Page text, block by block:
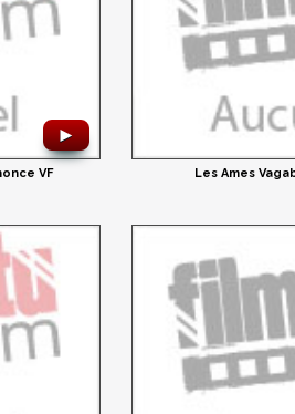
►
VF Les Ames